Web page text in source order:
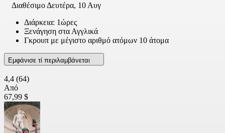
Διαθέσιμο Δευτέρα, 10 Αυγ
Διάρκεια: 1ώρες
Ξενάγηση στα Αγγλικά
Γκρουπ με μέγιστο αριθμό ατόμων 10 άτομα
Εμφάνισε τί περιλαμβάνεται
4,4 (64)
Από
67,99 $